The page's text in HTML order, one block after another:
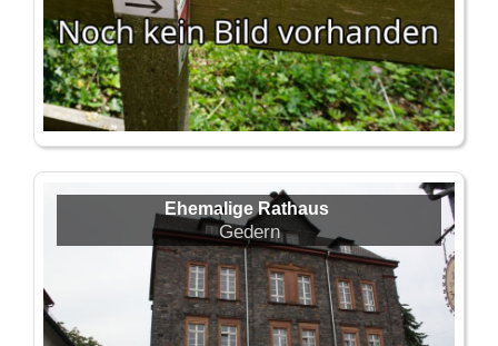
Ehemalige Rathaus
Gedern